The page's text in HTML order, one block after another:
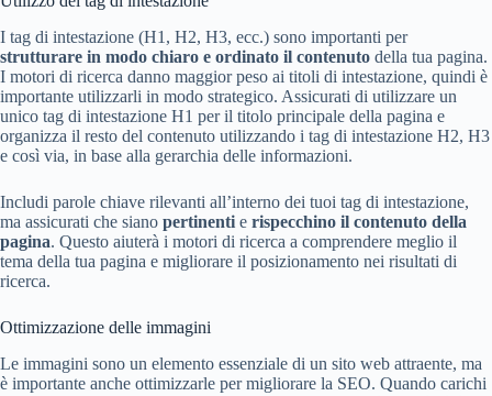
I tag di intestazione (H1, H2, H3, ecc.) sono importanti per
strutturare in modo chiaro e ordinato il contenuto della tua pagina.
I motori di ricerca danno maggior peso ai titoli di intestazione, quindi è
importante utilizzarli in modo strategico. Assicurati di utilizzare un
unico tag di intestazione H1 per il titolo principale della pagina e
organizza il resto del contenuto utilizzando i tag di intestazione H2, H3
e così via, in base alla gerarchia delle informazioni.
Includi parole chiave rilevanti all’interno dei tuoi tag di intestazione,
ma assicurati che siano pertinenti e rispecchino il contenuto della
pagina. Questo aiuterà i motori di ricerca a comprendere meglio il
tema della tua pagina e migliorare il posizionamento nei risultati di
ricerca.
Ottimizzazione delle immagini
Le immagini sono un elemento essenziale di un sito web attraente, ma
è importante anche ottimizzarle per migliorare la SEO. Quando carichi